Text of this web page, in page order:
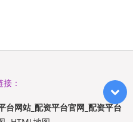
：
台网站_配资平台官网_配资平台